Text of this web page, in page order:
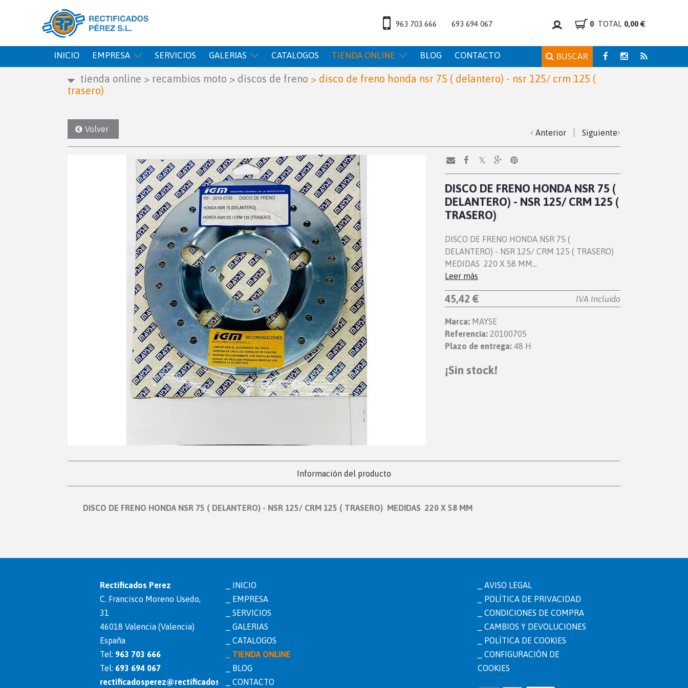
963 703 666 693 694 067 0 TOTAL 0,00 €
INICIO EMPRESA SERVICIOS GALERIAS CATALOGOS TIENDA ONLINE BLOG CONTACTO BUSCAR
tienda online > recambios moto > discos de freno > disco de freno honda nsr 75 ( delantero) - nsr 125/ crm 125 (
trasero)
Volver Anterior Siguiente
DISCO DE FRENO HONDA NSR 75 (
DELANTERO) - NSR 125/ CRM 125 (
TRASERO)
DISCO DE FRENO HONDA NSR 75 (
DELANTERO) - NSR 125/ CRM 125 ( TRASERO)
MEDIDAS 220 X 58 MM…
Leer más
45,42 € IVA Incluido
Marca: MAYSE
Referencia: 20100705
Plazo de entrega: 48 H
¡Sin stock!
Información del producto
DISCO DE FRENO HONDA NSR 75 ( DELANTERO) - NSR 125/ CRM 125 ( TRASERO) MEDIDAS 220 X 58 MM
Rectificados Perez
C. Francisco Moreno Usedo,
31
46018 Valencia (Valencia)
España
Tel: 963 703 666
Tel: 693 694 067
rectificadosperez@rectificadosperez.com
INICIO
EMPRESA
SERVICIOS
GALERIAS
CATALOGOS
TIENDA ONLINE
BLOG
CONTACTO
AVISO LEGAL
POLÍTICA DE PRIVACIDAD
CONDICIONES DE COMPRA
CAMBIOS Y DEVOLUCIONES
POLÍTICA DE COOKIES
CONFIGURACIÓN DE
COOKIES